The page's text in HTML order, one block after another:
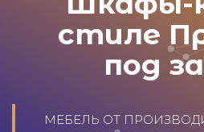
стиле
под
МЕБЕЛЬ ОТ